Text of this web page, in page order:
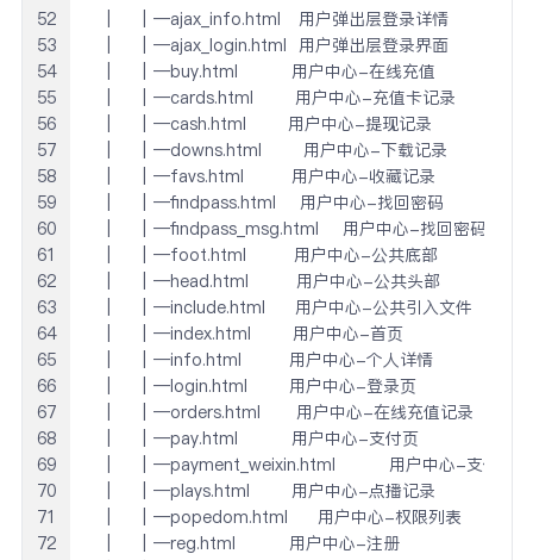
│   │─ajax_info.html   用户弹出层登录详情
│   │─ajax_login.html  用户弹出层登录界面
│   │─buy.html         用户中心-在线充值
│   │─cards.html       用户中心-充值卡记录
│   │─cash.html       用户中心-提现记录
│   │─downs.html       用户中心-下载记录
│   │─favs.html        用户中心-收藏记录
│   │─findpass.html    用户中心-找回密码
│   │─findpass_msg.html    用户中心-找回密码提示
│   │─foot.html        用户中心-公共底部
│   │─head.html        用户中心-公共头部
│   │─include.html     用户中心-公共引入文件
│   │─index.html       用户中心-首页
│   │─info.html        用户中心-个人详情
│   │─login.html       用户中心-登录页
│   │─orders.html      用户中心-在线充值记录
│   │─pay.html         用户中心-支付页
│   │─payment_weixin.html         用户中心-支付微信
│   │─plays.html       用户中心-点播记录
│   │─popedom.html     用户中心-权限列表
│   │─reg.html         用户中心-注册
52
53
54
55
56
57
58
59
60
61
62
63
64
65
66
67
68
69
70
71
72